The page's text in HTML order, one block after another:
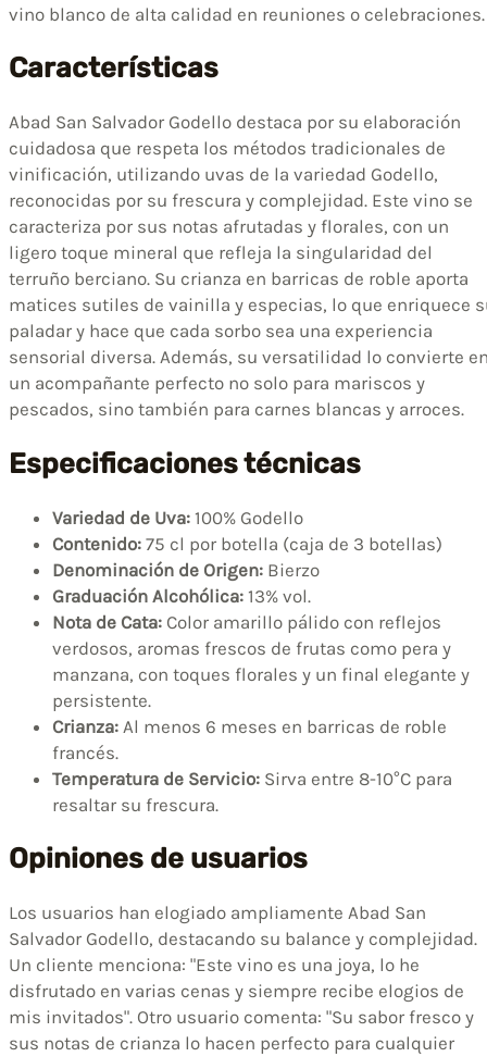
vino blanco de alta calidad en reuniones o celebraciones.
Características
Abad San Salvador Godello destaca por su elaboración
cuidadosa que respeta los métodos tradicionales de
vinificación, utilizando uvas de la variedad Godello,
reconocidas por su frescura y complejidad. Este vino se
caracteriza por sus notas afrutadas y florales, con un
ligero toque mineral que refleja la singularidad del
terruño berciano. Su crianza en barricas de roble aporta
matices sutiles de vainilla y especias, lo que enriquece
paladar y hace que cada sorbo sea una experiencia
sensorial diversa. Además, su versatilidad lo convierte
un acompañante perfecto no solo para mariscos y
pescados, sino también para carnes blancas y arroces.
Especificaciones técnicas
Variedad de Uva: 100% Godello
Contenido: 75 cl por botella (caja de 3 botellas)
Denominación de Origen: Bierzo
Graduación Alcohólica: 13% vol.
Nota de Cata: Color amarillo pálido con reflejos
verdosos, aromas frescos de frutas como pera y
manzana, con toques florales y un final elegante y
persistente.
Crianza: Al menos 6 meses en barricas de roble
francés.
Temperatura de Servicio: Sirva entre 8-10°C para
resaltar su frescura.
Opiniones de usuarios
Los usuarios han elogiado ampliamente Abad San
Salvador Godello, destacando su balance y complejidad.
Un cliente menciona: "Este vino es una joya, lo he
disfrutado en varias cenas y siempre recibe elogios de
mis invitados". Otro usuario comenta: "Su sabor fresco y
sus notas de crianza lo hacen perfecto para cualquier